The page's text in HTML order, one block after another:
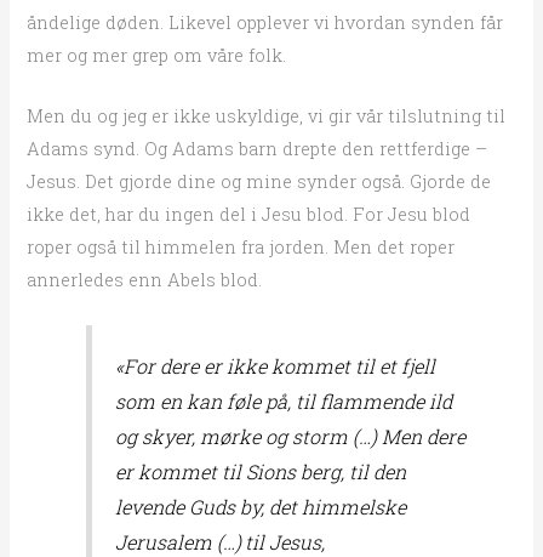
åndelige døden. Likevel opplever vi hvordan synden får
mer og mer grep om våre folk.
Men du og jeg er ikke uskyldige, vi gir vår tilslutning til
Adams synd. Og Adams barn drepte den rettferdige –
Jesus. Det gjorde dine og mine synder også. Gjorde de
ikke det, har du ingen del i Jesu blod. For Jesu blod
roper også til himmelen fra jorden. Men det roper
annerledes enn Abels blod.
«For dere er ikke kommet til et fjell
som en kan føle på, til flammende ild
og skyer, mørke og storm (…) Men dere
er kommet til Sions berg, til den
levende Guds by, det himmelske
Jerusalem (…) til Jesus,